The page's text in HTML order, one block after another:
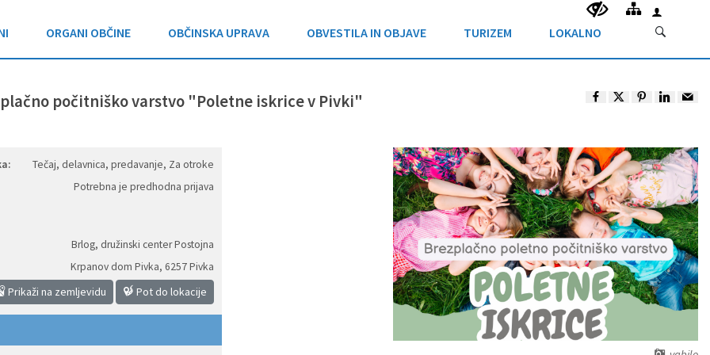
ORGANI OBČINE OBČINSKA UPRAVA OBVESTILA IN OBJAVE TURIZEM LOKALNO
počitniško varstvo "Poletne iskrice v Pivki"
Tečaj, delavnica, predavanje, Za otroke
Potrebna je predhodna prijava
Brlog, družinski center Postojna
Krpanov dom Pivka, 6257 Pivka
Prikaži na zemljevidu Pot do lokacije